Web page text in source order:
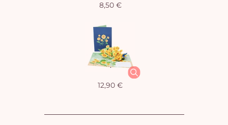
8,50 €
12,90 €